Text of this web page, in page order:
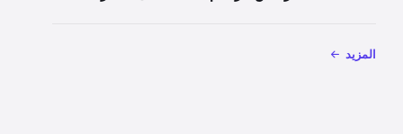
المزيد